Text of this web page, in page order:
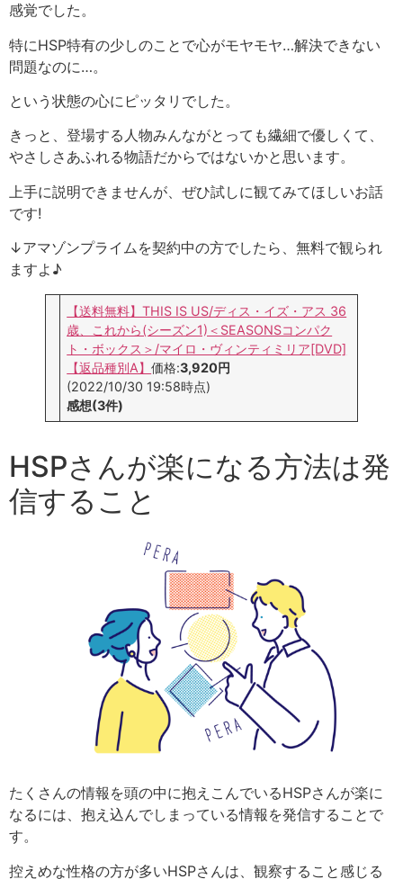
感覚でした。
特にHSP特有の少しのことで心がモヤモヤ…解決できない
問題なのに…。
という状態の心にピッタリでした。
きっと、登場する人物みんながとっても繊細で優しくて、
やさしさあふれる物語だからではないかと思います。
上手に説明できませんが、ぜひ試しに観てみてほしいお話
です!
↓アマゾンプライムを契約中の方でしたら、無料で観られ
ますよ♪
【送料無料】THIS IS US/ディス・イズ・アス 36
歳、これから(シーズン1)＜SEASONSコンパク
ト・ボックス＞/マイロ・ヴィンティミリア[DVD]
【返品種別A】価格:3,920円
(2022/10/30 19:58時点)
感想(3件)
HSPさんが楽になる方法は発
信すること
たくさんの情報を頭の中に抱えこんでいるHSPさんが楽に
なるには、抱え込んでしまっている情報を発信することで
す。
控えめな性格の方が多いHSPさんは、観察すること感じる